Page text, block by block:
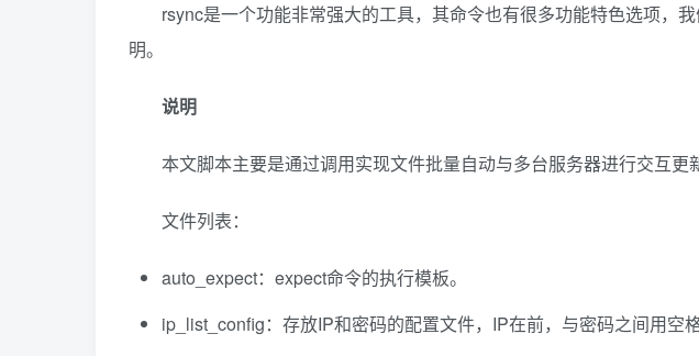
rsync是一个功能非常强大的工具，其命令也有很多功能特色选项，
明。
说明
本文脚本主要是通过调用实现文件批量自动与多台服务器进行交互更
文件列表：
auto_expect：expect命令的执行模板。
ip_list_config：存放IP和密码的配置文件，IP在前，与密码之间用空格